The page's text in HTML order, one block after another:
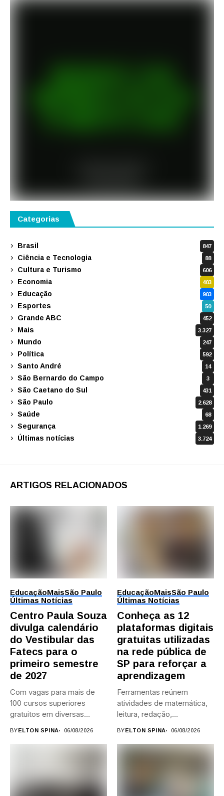
Categorias
Brasil 847
Ciência e Tecnologia 88
Cultura e Turismo 606
Economia 403
Educação 903
Esportes 50
Grande ABC 452
Mais 3.327
Mundo 247
Política 592
Santo André 14
São Bernardo do Campo 3
São Caetano do Sul 431
São Paulo 2.628
Saúde 68
Segurança 1.269
Últimas notícias 3.724
ARTIGOS RELACIONADOS
EducaçãoMaisSão Paulo
Últimas Notícias
Centro Paula Souza
divulga calendário
do Vestibular das
Fatecs para o
primeiro semestre
de 2027
Com vagas para mais de
100 cursos superiores
gratuitos em diversas
BYELTON SPINA 06/08/2026
EducaçãoMaisSão Paulo
Últimas Notícias
Conheça as 12
plataformas digitais
gratuitas utilizadas
na rede pública de
SP para reforçar a
aprendizagem
Ferramentas reúnem
atividades de matemática,
leitura, redação,
BYELTON SPINA 06/08/2026